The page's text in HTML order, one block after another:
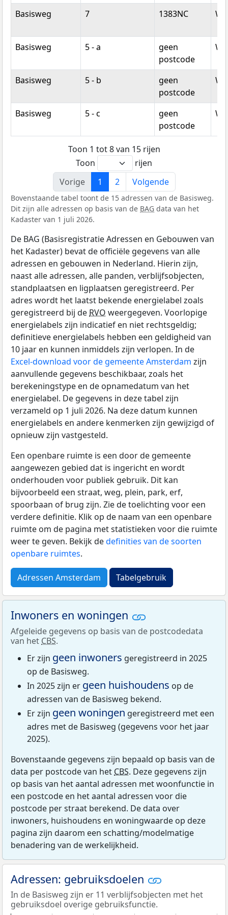
Basisweg 7 1383NC
Basisweg 5 - a
geen
postcode
Basisweg 5 - b
geen
postcode
Basisweg 5 - c
geen
postcode
Toon 1 tot 8 van 15 rijen
Toon
rijen
Vorige
1 2 Volgende
Bovenstaande tabel toont de 15 adressen van de Basisweg.
Dit zijn alle adressen op basis van de BAG data van het
Kadaster van 1 juli 2026.
De BAG (Basisregistratie Adressen en Gebouwen van
het Kadaster) bevat de officiële gegevens van alle
adressen en gebouwen in Nederland. Hierin zijn,
naast alle adressen, alle panden, verblijfsobjecten,
standplaatsen en ligplaatsen geregistreerd. Per
adres wordt het laatst bekende energielabel zoals
geregistreerd bij de RVO weergegeven. Voorlopige
energielabels zijn indicatief en niet rechtsgeldig;
definitieve energielabels hebben een geldigheid van
10 jaar en kunnen inmiddels zijn verlopen. In de
Excel-download voor de gemeente Amsterdam zijn
aanvullende gegevens beschikbaar, zoals het
berekeningstype en de opnamedatum van het
energielabel. De gegevens in deze tabel zijn
verzameld op 1 juli 2026. Na deze datum kunnen
energielabels en andere kenmerken zijn gewijzigd of
opnieuw zijn vastgesteld.
Een openbare ruimte is een door de gemeente
aangewezen gebied dat is ingericht en wordt
onderhouden voor publiek gebruik. Dit kan
bijvoorbeeld een straat, weg, plein, park, erf,
spoorbaan of brug zijn. Zie de toelichting voor een
verdere definitie. Klik op de naam van een openbare
ruimte om de pagina met statistieken voor die ruimte
weer te geven. Bekijk dedefinities van de soorten
openbare ruimtes.
Adressen Amsterdam Tabelgebruik
Inwoners en woningen
Afgeleide gegevens op basis van de postcodedata
van het CBS.
Er zijn geen inwoners geregistreerd in 2025
op de Basisweg.
In 2025 zijn er geen huishoudens op de
adressen van de Basisweg bekend.
Er zijn geen woningen geregistreerd met een
adres met de Basisweg (gegevens voor het jaar
2025).
Bovenstaande gegevens zijn bepaald op basis van de
data per postcode van het CBS. Deze gegevens zijn
op basis van het aantal adressen met woonfunctie in
een postcode en het aantal adressen voor die
postcode per straat berekend. De data over
inwoners, huishoudens en woningwaarde op deze
pagina zijn daarom een schatting/modelmatige
benadering van de werkelijkheid.
Adressen: gebruiksdoelen
In de Basisweg zijn er 11 verblijfsobjecten met het
gebruiksdoel overige gebruiksfunctie.